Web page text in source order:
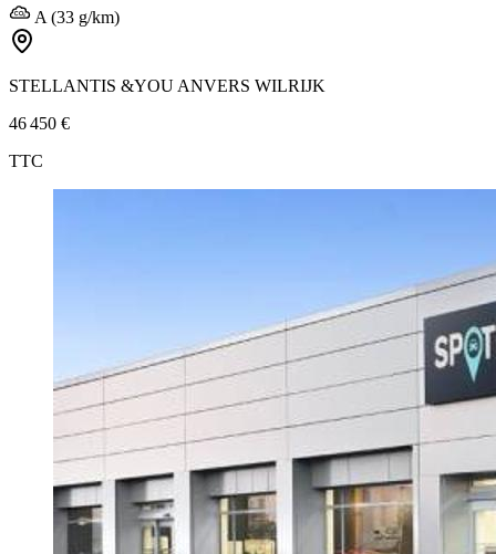
A (33 g/km)
STELLANTIS &YOU ANVERS WILRIJK
46 450 €
TTC